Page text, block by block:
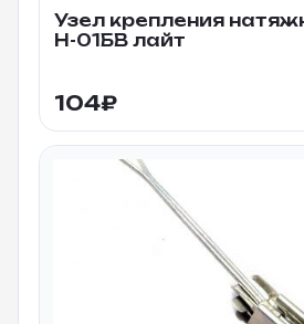
Узел крепления
Н-01БВ лайт
104₽